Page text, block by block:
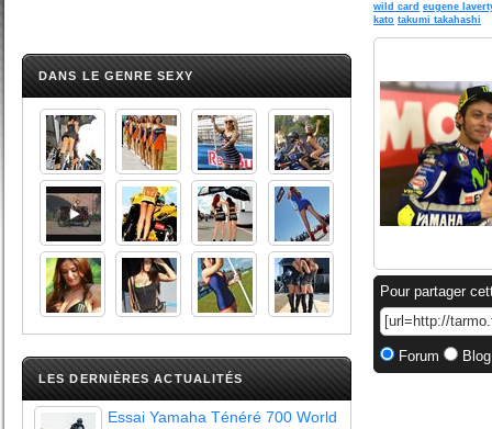
DANS LE GENRE SEXY
LES DERNIÈRES ACTUALITÉS
Essai Yamaha Ténéré 700 World
wild card eugene
kato takumi takahashi
Pour partager
Forum